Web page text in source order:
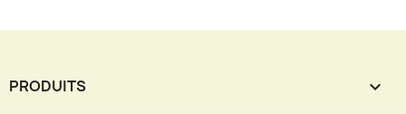
PRODUITS 